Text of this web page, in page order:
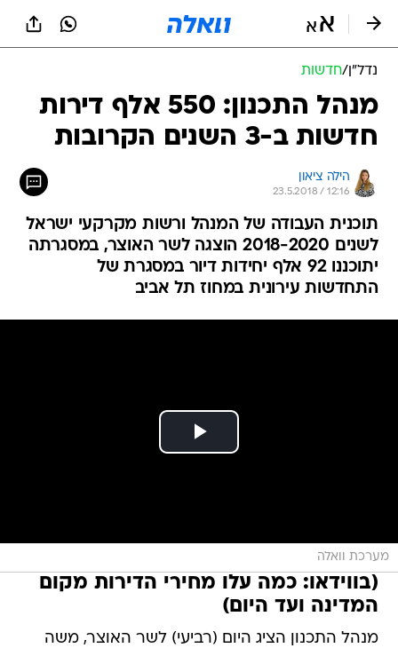
נדל״ן/חדשות
מנהל התכנון: 550 אלף דירות
חדשות ב-3 השנים הקרובות
הילה ציאון
23.5.2018 / 12:16
תוכנית העבודה של המנהל ורשות מקרקעי ישראל
לשנים 2018-2020 הוצגה לשר האוצר, במסגרתה
יתוכננו 92 אלף יחידות דיור במסגרת של
התחדשות עירונית במחוז תל אביב
מערכת וואלה
(בווידאו: כמה עלו מחירי הדירות מקום
המדינה ועד היום)
מנהל התכנון הציג היום (רביעי) לשר האוצר, משה